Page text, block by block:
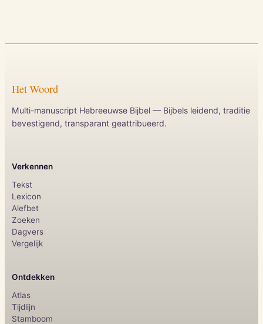
Het Woord
Multi-manuscript Hebreeuwse Bijbel — Bijbels leidend, traditie
bevestigend, transparant geattribueerd.
Verkennen
Tekst
Lexicon
Alefbet
Zoeken
Dagvers
Vergelijk
Ontdekken
Atlas
Tijdlijn
Stamboom